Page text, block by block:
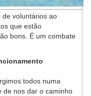
de voluntários ao
que estão
bons. É um combate
todos numa
de nos dar o caminho